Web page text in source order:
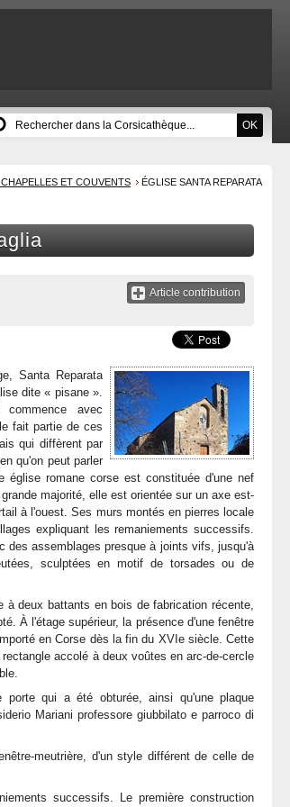
ET COUVENTS
ÉGLISE SANTA REPARATA
Article contribution
Santa Reparata
dite « pisane ».
avec
fait partie de ces
qui diffèrent par
qu'on peut parler
romane corse est constituée d'une nef
majorité, elle est orientée sur un axe est-
à l'ouest. Ses murs montés en pierres locale
expliquant les remaniements successifs.
des assemblages presque à joints vifs, jusqu'à
sculptées en motif de torsades ou de
à deux battants en bois de fabrication récente,
À l'étage supérieur, la présence d'une fenêtre
en Corse dès la fin du XVIe siècle. Cette
accolé à deux voûtes en arc-de-cercle
porte qui a été obturée, ainsi qu'une plaque
Mariani professore giubbilato e parroco di
meutrière, d'un style différent de celle de
successifs. Le première construction